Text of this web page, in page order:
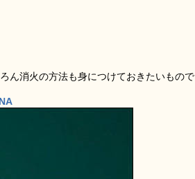
ん消火の方法も身につけておきたいもので